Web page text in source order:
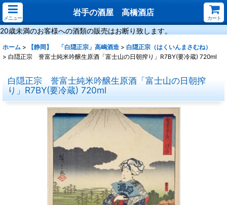
メニュー
岩手の酒屋 高橋酒店
カート
20歳未満のお客様への酒類の販売はお断り致します。
ホーム > 【静岡】 「白隠正宗」高嶋酒造 > 白隠正宗（はくいんまさむね）
> 白隠正宗 誉富士純米吟醸生原酒「富士山の日朝搾り」R7BY(要冷蔵) 720ml
白隠正宗 誉富士純米吟醸生原酒「富士山の日朝搾
り」R7BY(要冷蔵) 720ml